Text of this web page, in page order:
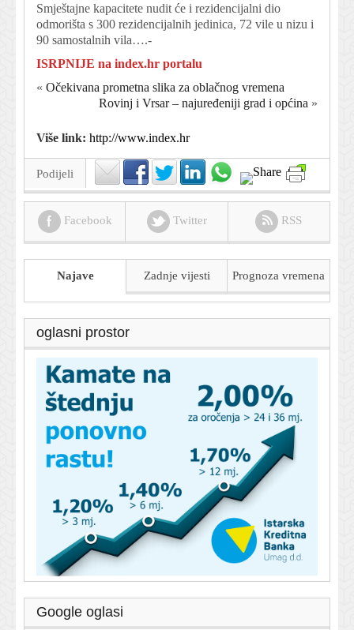
Smještajne kapacitete nudit će i rezidencijalni dio
odmorišta s 300 rezidencijalnih jedinica, 72 vile u nizu i
90 samostalnih vila….-
ISRPNIJE na index.hr portalu
« Očekivana prometna slika za oblačnog vremena
Rovinj i Vrsar – najuređeniji grad i općina »
Više link: http://www.index.hr
Podijeli
Facebook Twitter RSS
Najave Zadnje vijesti Prognoza vremena
oglasni prostor
Google oglasi